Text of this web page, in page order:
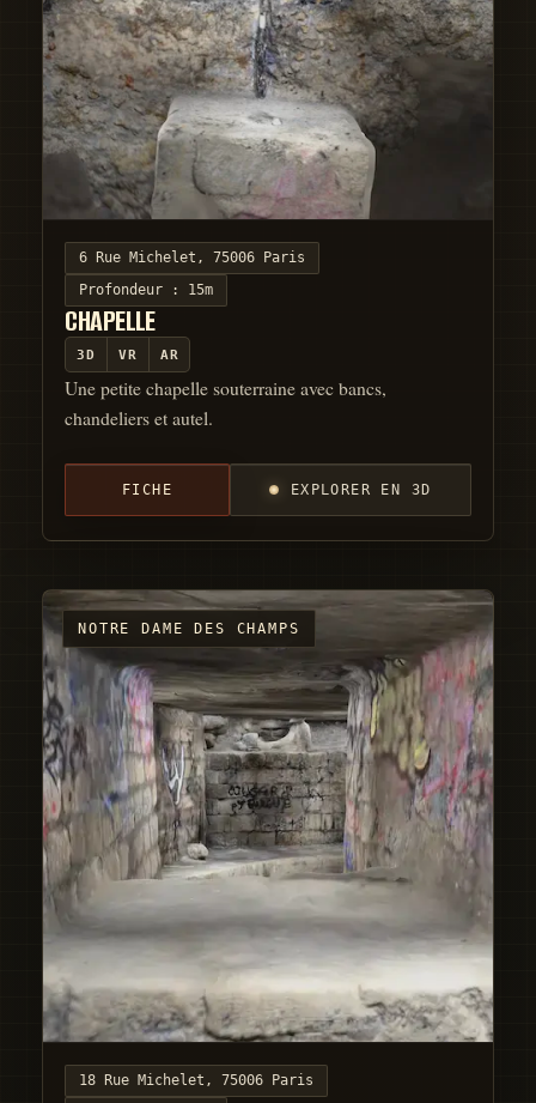
6 Rue Michelet, 75006 Paris
Profondeur : 15m
CHAPELLE
3D VR AR
Une petite chapelle souterraine avec bancs,
chandeliers et autel.
FICHE EXPLORER EN 3D
NOTRE DAME DES CHAMPS
18 Rue Michelet, 75006 Paris